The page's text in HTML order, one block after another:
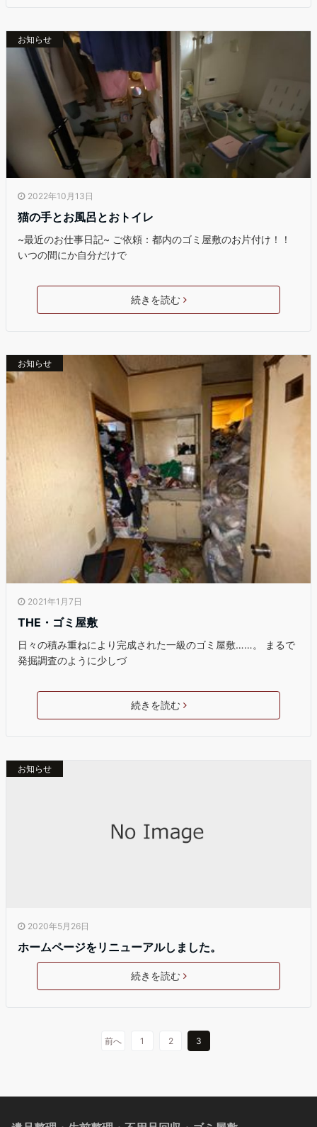
お知らせ
2022年10月13日
猫の手とお風呂とおトイレ
~最近のお仕事日記~ ご依頼：都内のゴミ屋敷のお片付け！！
いつの間にか自分だけで
続きを読む
お知らせ
2021年1月7日
THE・ゴミ屋敷
日々の積み重ねにより完成された一級のゴミ屋敷……。 まるで
発掘調査のように少しづ
続きを読む
お知らせ
2020年5月26日
ホームページをリニューアルしました。
続きを読む
前へ 1 2 3